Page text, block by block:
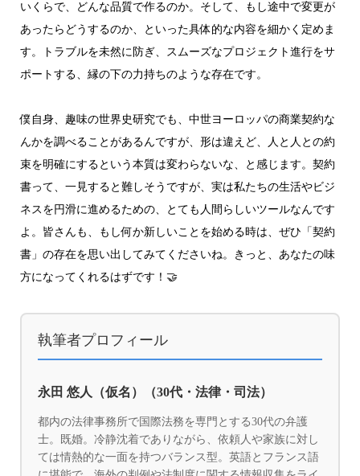
いくらで、どんな品質で作るのか。そして、もし途中で変更が
あったらどうするのか、といった具体的な内容を細かく定めま
す。トラブルを未然に防ぎ、スムーズなプロジェクト進行をサ
ポートする、縁の下の力持ちのような存在です。
僕自身、趣味の世界史研究でも、中世ヨーロッパの商業契約な
んかを調べることがあるんですが、形は違えど、人と人との約
束を明確にするという本質は変わらないな、と感じます。契約
書って、一見すると難しそうですが、実は私たちの生活やビジ
ネスを円滑に進めるための、とても人間らしいツールなんです
よ。皆さんも、もし何か新しいことを始める時は、ぜひ「契約
書」の存在を思い出してみてくださいね。きっと、あなたの味
方になってくれるはずです！🤝
執筆者プロフィール
永田 悠人（仮名）（30代・法律・司法）
都内の法律事務所で国際法務を専門とする30代の弁護
士。既婚。冷静沈着でありながら、依頼人や家族に対し
ては情熱的な一面を持つバランス型。英語とフランス語